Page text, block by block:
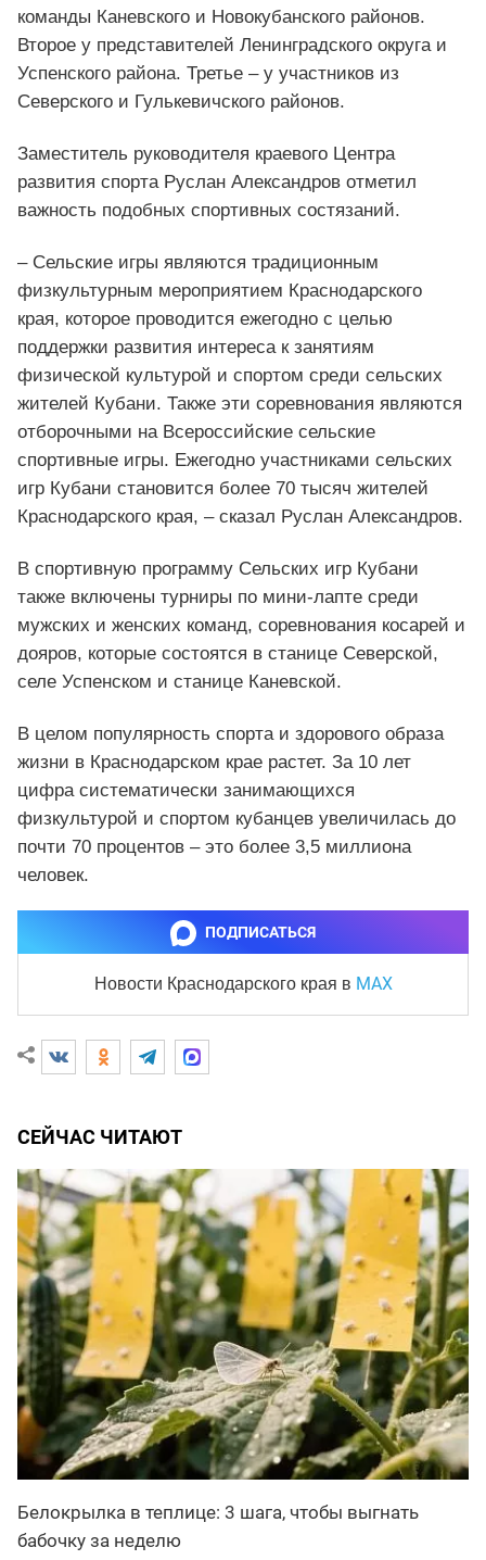
команды Каневского и Новокубанского районов.
Второе у представителей Ленинградского округа и
Успенского района. Третье – у участников из
Северского и Гулькевичского районов.
Заместитель руководителя краевого Центра
развития спорта Руслан Александров отметил
важность подобных спортивных состязаний.
– Сельские игры являются традиционным
физкультурным мероприятием Краснодарского
края, которое проводится ежегодно с целью
поддержки развития интереса к занятиям
физической культурой и спортом среди сельских
жителей Кубани. Также эти соревнования являются
отборочными на Всероссийские сельские
спортивные игры. Ежегодно участниками сельских
игр Кубани становится более 70 тысяч жителей
Краснодарского края, – сказал Руслан Александров.
В спортивную программу Сельских игр Кубани
также включены турниры по мини-лапте среди
мужских и женских команд, соревнования косарей и
дояров, которые состоятся в станице Северской,
селе Успенском и станице Каневской.
В целом популярность спорта и здорового образа
жизни в Краснодарском крае растет. За 10 лет
цифра систематически занимающихся
физкультурой и спортом кубанцев увеличилась до
почти 70 процентов – это более 3,5 миллиона
человек.
ПОДПИСАТЬСЯ
Новости Краснодарского края в MAX
СЕЙЧАС ЧИТАЮТ
Белокрылка в теплице: 3 шага, чтобы выгнать
бабочку за неделю